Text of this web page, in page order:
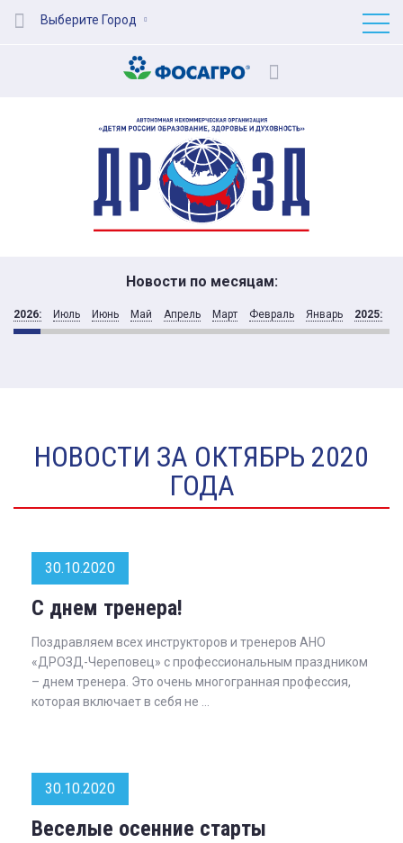
Выберите Город
Новости по месяцам:
2026: Июль Июнь Май Апрель Март Февраль Январь 2025:
НОВОСТИ ЗА ОКТЯБРЬ 2020
ГОДА
30.10.2020
С днем тренера!
Поздравляем всех инструкторов и тренеров АНО
«ДРОЗД-Череповец» с профессиональным праздником
– днем тренера. Это очень многогранная профессия,
которая включает в себя не ...
30.10.2020
Веселые осенние старты